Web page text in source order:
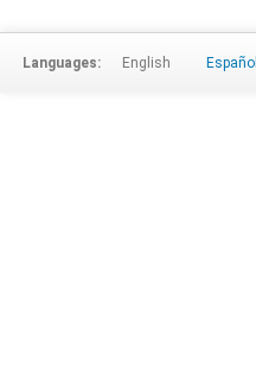
Languages: English Español